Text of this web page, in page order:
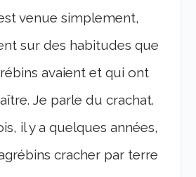
venue simplement,
sur des habitudes que
avaient et qui ont
Je parle du crachat.
il y a quelques années,
cracher par terre